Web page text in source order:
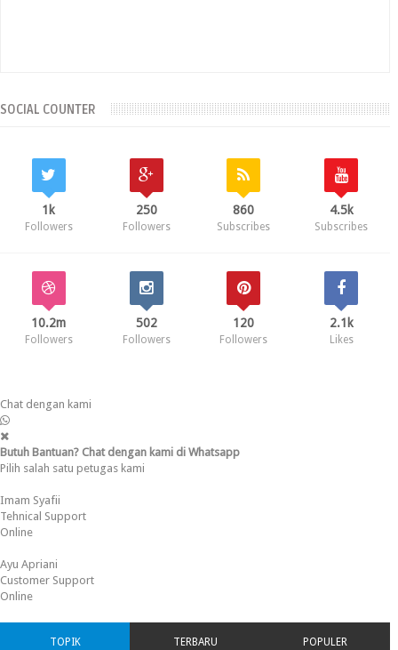
SOCIAL COUNTER
1k
Followers
250
Followers
860
Subscribes
4.5k
Subscribes
10.2m
Followers
502
Followers
120
Followers
2.1k
Likes
Chat dengan kami
Butuh Bantuan? Chat dengan kami di Whatsapp
Pilih salah satu petugas kami
Imam Syafii
Tehnical Support
Online
Ayu Apriani
Customer Support
Online
TOPIK TERBARU POPULER